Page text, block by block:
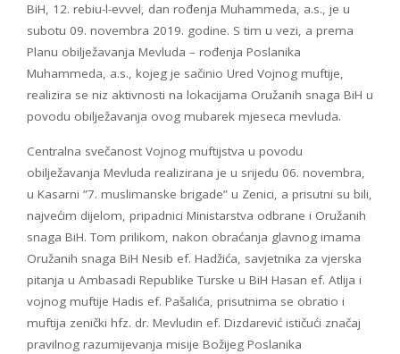
BiH, 12. rebiu-l-evvel, dan rođenja Muhammeda, a.s., je u
subotu 09. novembra 2019. godine. S tim u vezi, a prema
Planu obilježavanja Mevluda – rođenja Poslanika
Muhammeda, a.s., kojeg je sačinio Ured Vojnog muftije,
realizira se niz aktivnosti na lokacijama Oružanih snaga BiH u
povodu obilježavanja ovog mubarek mjeseca mevluda.
Centralna svečanost Vojnog muftijstva u povodu
obilježavanja Mevluda realizirana je u srijedu 06. novembra,
u Kasarni ”7. muslimanske brigade” u Zenici, a prisutni su bili,
najvećim dijelom, pripadnici Ministarstva odbrane i Oružanih
snaga BiH. Tom prilikom, nakon obraćanja glavnog imama
Oružanih snaga BiH Nesib ef. Hadžića, savjetnika za vjerska
pitanja u Ambasadi Republike Turske u BiH Hasan ef. Atlija i
vojnog muftije Hadis ef. Pašalića, prisutnima se obratio i
muftija zenički hfz. dr. Mevludin ef. Dizdarević ističući značaj
pravilnog razumijevanja misije Božijeg Poslanika